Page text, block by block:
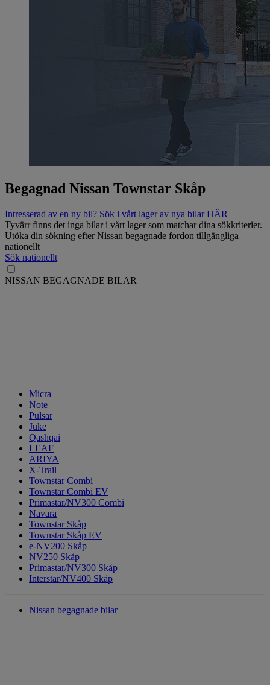
Begagnad Nissan Townstar Skåp
Intresserad av en ny bil? Sök i vårt lager av nya bilar HÄR
Tyvärr finns det inga bilar i vårt lager som matchar dina sökkriterier.
Utöka din sökning efter Nissan begagnade fordon tillgängliga
nationellt
Sök nationellt
NISSAN BEGAGNADE BILAR
Micra
Note
Pulsar
Juke
Qashqai
LEAF
ARIYA
X-Trail
Townstar Combi
Townstar Combi EV
Primastar/NV300 Combi
Navara
Townstar Skåp
Townstar Skåp EV
e-NV200 Skåp
NV250 Skåp
Primastar/NV300 Skåp
Interstar/NV400 Skåp
Nissan begagnade bilar